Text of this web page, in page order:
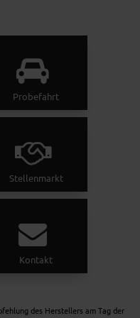
Probefahrt
Stellenmarkt
Kontakt
des Herstellers am Tag der